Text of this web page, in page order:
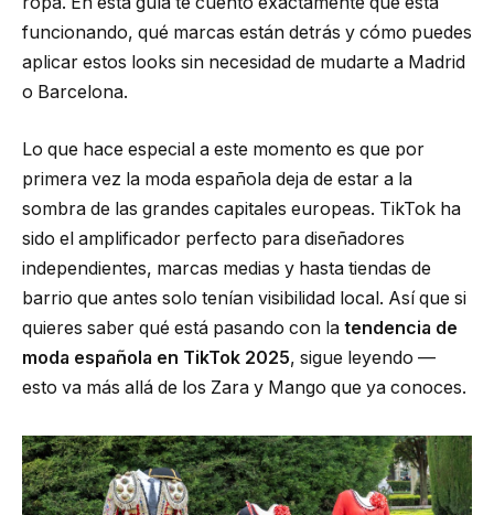
funcionando, qué marcas están detrás y cómo puedes
aplicar estos looks sin necesidad de mudarte a Madrid
o Barcelona.
Lo que hace especial a este momento es que por
primera vez la moda española deja de estar a la
sombra de las grandes capitales europeas. TikTok ha
sido el amplificador perfecto para diseñadores
independientes, marcas medias y hasta tiendas de
barrio que antes solo tenían visibilidad local. Así que si
quieres saber qué está pasando con la tendencia de
moda española en TikTok 2025, sigue leyendo —
esto va más allá de los Zara y Mango que ya conoces.